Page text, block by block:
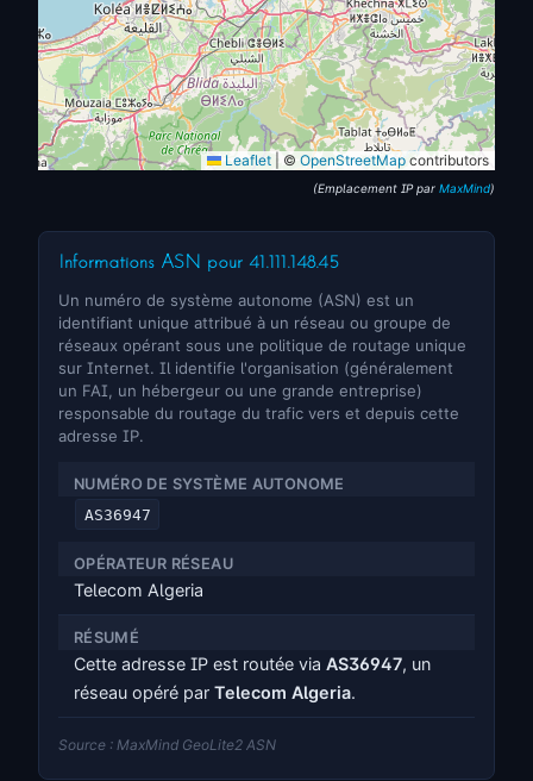
Leaflet © OpenStreetMap contributors
(Emplacement IP par MaxMind)
Informations ASN pour 41.111.148.45
Un numéro de système autonome (ASN) est un
identifiant unique attribué à un réseau ou groupe de
réseaux opérant sous une politique de routage unique
sur Internet. Il identifie l'organisation (généralement
un FAI, un hébergeur ou une grande entreprise)
responsable du routage du trafic vers et depuis cette
adresse IP.
NUMÉRO DE SYSTÈME AUTONOME
AS36947
OPÉRATEUR RÉSEAU
Telecom Algeria
RÉSUMÉ
Cette adresse IP est routée via AS36947, un
réseau opéré par Telecom Algeria.
Source : MaxMind GeoLite2 ASN